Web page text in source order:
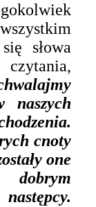
słowa
naszych
cnoty
one